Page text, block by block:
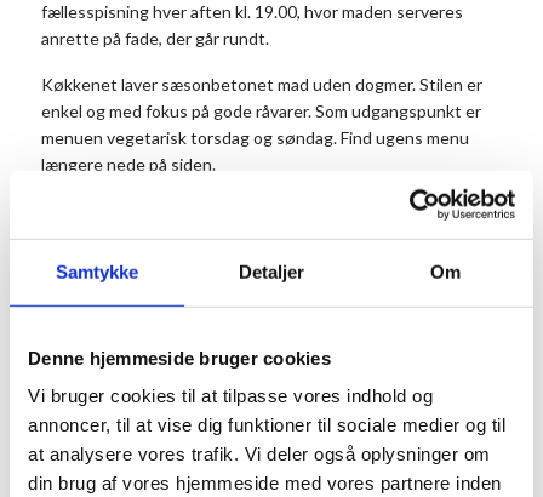
Samtykke Detaljer Om
Denne hjemmeside bruger cookies
Vi bruger cookies til at tilpasse vores indhold og
annoncer, til at vise dig funktioner til sociale medier og til
at analysere vores trafik. Vi deler også oplysninger om
din brug af vores hjemmeside med vores partnere inden
fællesspisning hver aften kl. 19.00, hvor maden serveres
anrette på fade, der går rundt.
Køkkenet laver sæsonbetonet mad uden dogmer. Stilen er
enkel og med fokus på gode råvarer. Som udgangspunkt er
menuen vegetarisk torsdag og søndag. Find ugens menu
længere nede på siden.
Vi tilbyder dagligt et vegetarisk alternativ til dagens måltid.
Det er vigtigt, at du noterer antal vegetarer i
kommentarfeltet, når du bestiller dit bord.
Prisen er 175 kr. for middagen pr. person og 50 kr. for
med 3 år betaler ikke.
Husk at reservere dine pladser på forhånd.
Ankom gerne ca. 20 minutter før, så du kan få noget at drikke
og finde en plads ved langbordet, inden maden serveres.